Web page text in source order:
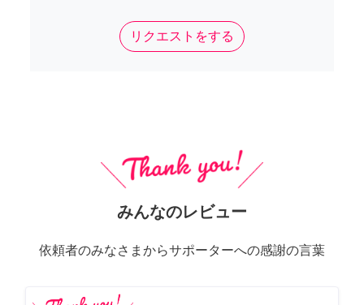
リクエストをする
みんなのレビュー
依頼者のみなさまからサポーターへの感謝の言葉